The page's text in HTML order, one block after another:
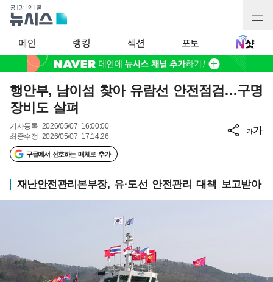
메인 랭킹 섹션 포토
행안부, 남이섬 찾아 유람선 안전점검…구명
장비도 살펴
기사등록 2026/05/07 16:00:00
최종수정 2026/05/07 17:14:26
구글에서 선호하는 매체로 추가
가가
재난안전관리본부장, 유·도선 안전관리 대책 보고받아